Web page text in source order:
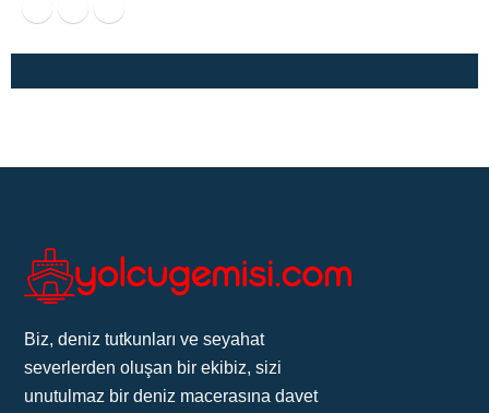
Biz, deniz tutkunları ve seyahat
severlerden oluşan bir ekibiz, sizi
unutulmaz bir deniz macerasına davet